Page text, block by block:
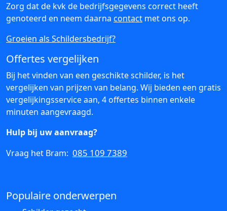
Zorg dat de kvk de bedrijfsgegevens correct heeft
genoteerd en neem daarna contact met ons op.
Groeien als Schildersbedrijf?
Offertes vergelijken
Bij het vinden van een geschikte schilder, is het
vergelijken van prijzen van belang. Wij bieden een gratis
vergelijkingsservice aan, 4 offertes binnen enkele
minuten aangevraagd.
Hulp bij uw aanvraag?
Vraag het Bram: 085 109 7389
Populaire onderwerpen